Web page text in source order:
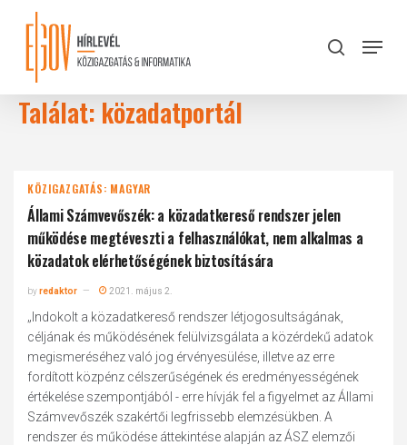
content
search
Menu
Találat: közadatportál
KÖZIGAZGATÁS: MAGYAR
Állami Számvevőszék: a közadatkereső rendszer jelen
működése megtéveszti a felhasználókat, nem alkalmas a
közadatok elérhetőségének biztosítására
byredaktor 2021. május 2.
„Indokolt a közadatkereső rendszer létjogosultságának,
céljának és működésének felülvizsgálata a közérdekű adatok
megismeréséhez való jog érvényesülése, illetve az erre
fordított közpénz célszerűségének és eredményességének
értékelése szempontjából - erre hívják fel a figyelmet az Állami
Számvevőszék szakértői legfrissebb elemzésükben. A
rendszer és működése áttekintése alapján az ÁSZ elemzői
Close